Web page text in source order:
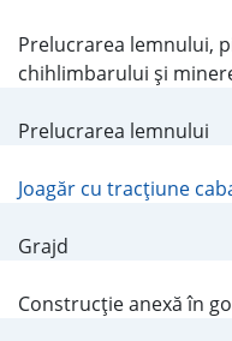
Prelucrarea lemnului,
chihlimbarului şi
Prelucrarea lemnului
Joagăr cu tracţiune
Grajd
Construcţie anexă în